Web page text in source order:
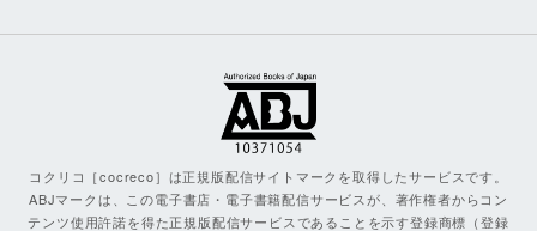
コクリコ［cocreco］は正規版配信サイトマークを取得したサービスです。
ABJマークは、この電子書店・電子書籍配信サービスが、著作権者からコン
テンツ使用許諾を得た正規版配信サービスであることを示す登録商標（登録